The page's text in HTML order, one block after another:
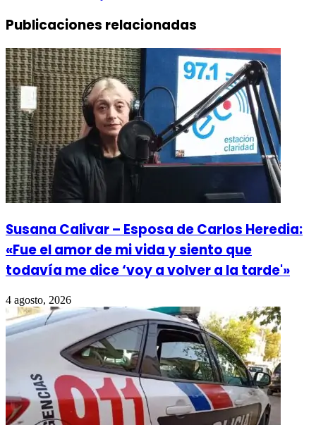
Publicaciones relacionadas
Susana Calivar – Esposa de Carlos Heredia:
«Fue el amor de mi vida y siento que
todavía me dice ‘voy a volver a la tarde'»
4 agosto, 2026